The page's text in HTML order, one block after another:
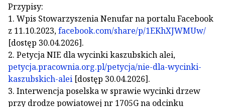
Przypisy:
1. Wpis Stowarzyszenia Nenufar na portalu Facebook
z 11.10.2023,facebook.com/share/p/1EKhXJWMUw/
[dostęp 30.04.2026].
2. Petycja NIE dla wycinki kaszubskich alei,
petycja.pracownia.org.pl/petycja/nie-dla-wycinki-
kaszubskich-alei [dostęp 30.04.2026].
3. Interwencja poselska w sprawie wycinki drzew
przy drodze powiatowej nr 1705G na odcinku